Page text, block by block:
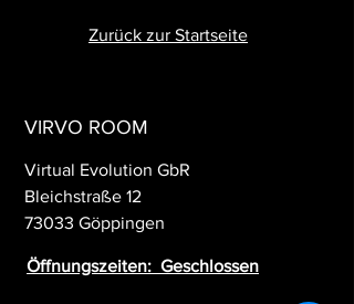
Zurück zur Startseite
VIRVO ROOM
Virtual Evolution GbR
Bleichstraße 12
73033 Göppingen
Öffnungszeiten: Geschlossen